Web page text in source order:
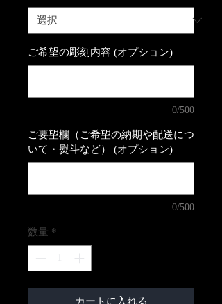
ご希望の彫刻内容 (オプション)
0/500
ご要望欄（ご希望の納期や配送につ
いて・熨斗など） (オプション)
0/500
数量 *
カートに入れる